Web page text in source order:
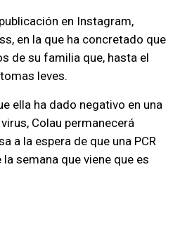
en Instagram,
en la que ha concretado que
de su familia que, hasta el
leves.
ella ha dado negativo en una
Colau permanecerá
a la espera de que una PCR
semana que viene que es